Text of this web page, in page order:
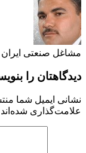
مشاغل صنعتی ایران
دیدگاهتان را
نشانی ایمیل شما
علامت‌گذاری شده‌اند